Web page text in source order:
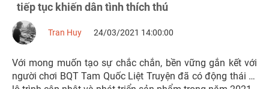
tiếp tục khiến dân tình thích thú
Tran Huy 24/03/2021 14:00:00
Với mong muốn tạo sự chắc chắn, bền vững gắn kết với
người chơi BQT Tam Quốc Liệt Truyện đã có động thái ra